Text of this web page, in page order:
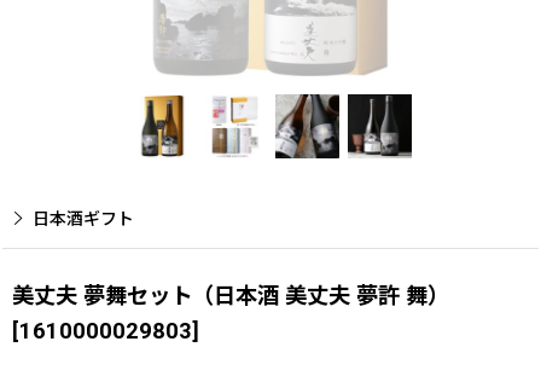
日本酒ギフト
美丈夫 夢舞セット（日本酒 美丈夫 夢許 舞）
[1610000029803]